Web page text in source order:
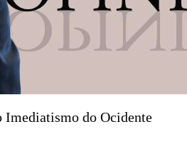
Imediatismo do Ocidente